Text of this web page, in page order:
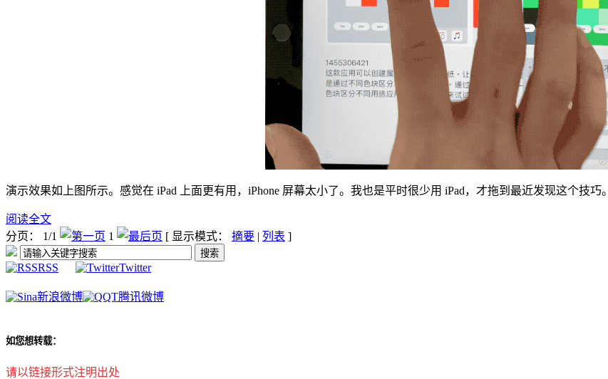
演示效果如上图所示。感觉在 iPad 上面更有用，iPhone 屏幕太小了。我也是平时很少用 iPad，才拖到最近发现这个技巧。
阅读全文
分页： 1/1
1 [ 显示模式： 摘要 | 列表 ]
RSS Twitter
新浪微博 腾讯微博
如您想转载：
请以链接形式注明出处